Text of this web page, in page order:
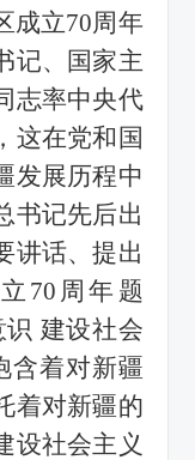
成立70周年
记、国家主
志率中央代
这在党和国
发展历程中
书记先后出
讲话、提出
70 周年题
建设社会
含着对新疆
着对新疆的
设社会主义